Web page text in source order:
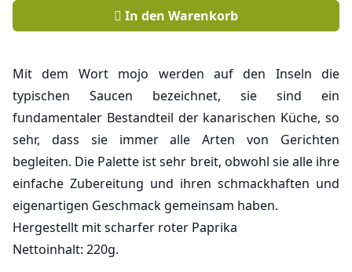
In den Warenkorb
Mit dem Wort mojo werden auf den Inseln die
typischen Saucen bezeichnet, sie sind ein
fundamentaler Bestandteil der kanarischen Küche, so
sehr, dass sie immer alle Arten von Gerichten
begleiten. Die Palette ist sehr breit, obwohl sie alle ihre
einfache Zubereitung und ihren schmackhaften und
eigenartigen Geschmack gemeinsam haben.
Hergestellt mit scharfer roter Paprika
Nettoinhalt: 220g.